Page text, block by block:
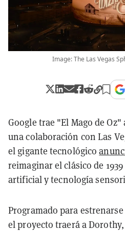
Image: The Las Vegas
Google trae "El Mago de
una colaboración con Las
el gigante tecnológico
reimaginar el clásico de
artificial y tecnología
Programado para estrenarse
el proyecto traerá a